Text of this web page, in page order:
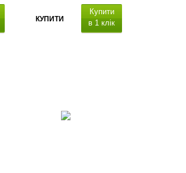
КУПИТИ
Купити
в 1 клік